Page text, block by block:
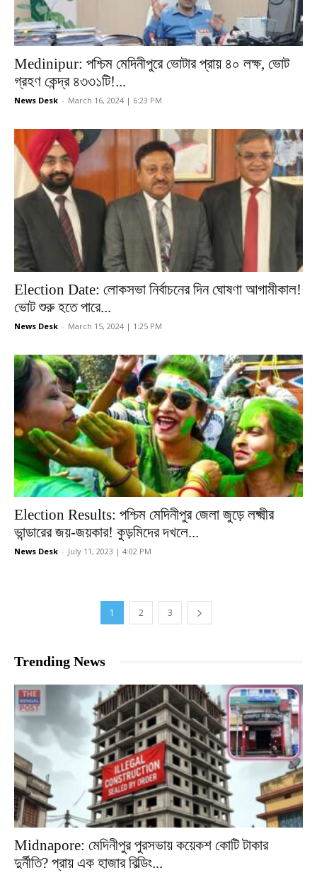
Medinipur: পশ্চিম মেদিনীপুরে ভোটার প্রায় ৪০ লক্ষ, ভোট
গ্রহণ কেন্দ্র ৪৩৩১টি!...
News Desk - March 16, 2024 | 6:23 PM
Election Date: লোকসভা নির্বাচনের দিন ঘোষণা আগামীকাল!
ভোট শুরু হতে পারে...
News Desk - March 15, 2024 | 1:25 PM
Election Results: পশ্চিম মেদিনীপুর জেলা জুড়ে লক্ষ্মীর
ভান্ডারের জয়-জয়কার! কুড়মিদের দখলে...
News Desk - July 11, 2023 | 4:02 PM
1 2 3
Trending News
Midnapore: মেদিনীপুর পুরসভায় কয়েকশ কোটি টাকার
দুর্নীতি? প্রায় এক হাজার বিল্ডিং...